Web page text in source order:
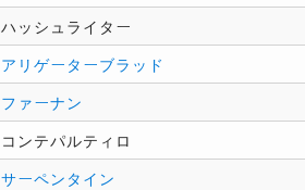
ハッシュライター
アリゲーターブラッド
ファーナン
コンテパルティロ
サーペンタイン